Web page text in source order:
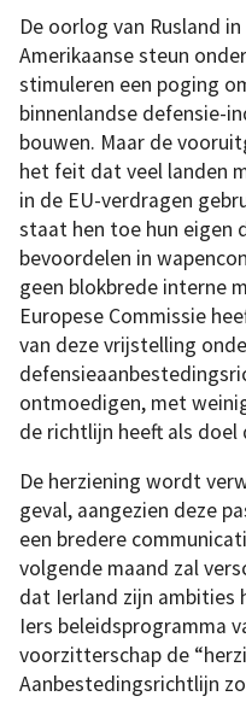
De oorlog van Rusland
Amerikaanse steun
stimuleren een poging
binnenlandse defensie-
bouwen. Maar de
het feit dat veel landen
in de EU-verdragen
staat hen toe hun eigen
bevoordelen in
geen blokbrede interne
Europese Commissie
van deze vrijstelling
ontmoedigen, met
de richtlijn heeft als doel
De herziening wordt
geval, aangezien deze
een bredere
volgende maand zal
dat Ierland zijn ambities
Iers beleidsprogramma
voorzitterschap de
Aanbestedingsrichtlijn